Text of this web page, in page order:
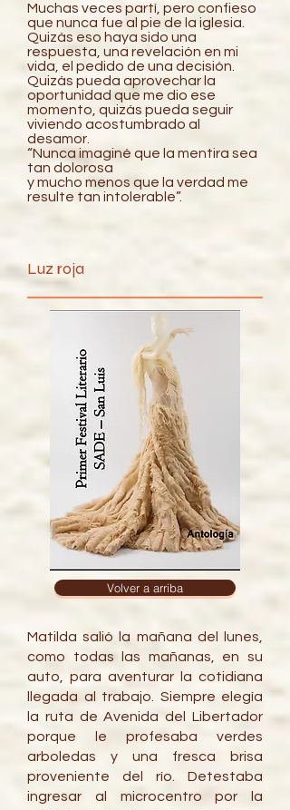
Muchas veces partí, pero confieso
que nunca fue al pie de la iglesia.
Quizás eso haya sido una
respuesta, una revelación en mi
vida, el pedido de una decisión.
Quizás pueda aprovechar la
oportunidad que me dio ese
momento, quizás pueda seguir
viviendo acostumbrado al
desamor.
“Nunca imaginé que la mentira sea
tan dolorosa
y mucho menos que la verdad me
resulte tan intolerable”.
Luz roja
Volver a arriba
Matilda salió la mañana del lunes,
como todas las mañanas, en su
auto, para aventurar la cotidiana
llegada al trabajo. Siempre elegía
la ruta de Avenida del Libertador
porque le profesaba verdes
arboledas y una fresca brisa
proveniente del río. Detestaba
ingresar al microcentro por la